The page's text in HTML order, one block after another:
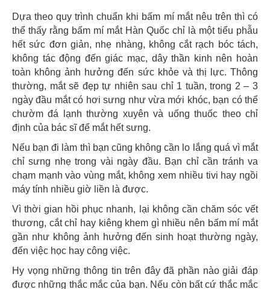
Dựa theo quy trình chuẩn khi bấm mí mắt nêu trên thì có
thể thấy rằng bấm mí mắt Hàn Quốc chỉ là một tiểu phẫu
hết sức đơn giản, nhẹ nhàng, không cắt rạch bóc tách,
không tác động đến giác mạc, dây thần kinh nên hoàn
toàn không ảnh hưởng đến sức khỏe và thị lực. Thông
thường, mắt sẽ đẹp tự nhiên sau chỉ 1 tuần, trong 2 – 3
ngày đầu mắt có hơi sưng như vừa mới khóc, bạn có thể
chườm đá lạnh thường xuyên và uống thuốc theo chỉ
định của bác sĩ để mắt hết sưng.
Nếu bạn đi làm thì bạn cũng không cần lo lắng quá vì mắt
chỉ sưng nhẹ trong vài ngày đầu. Bạn chỉ cần tránh va
chạm mạnh vào vùng mắt, không xem nhiều tivi hay ngồi
máy tính nhiều giờ liền là được.
Vì thời gian hồi phục nhanh, lại không cần chăm sóc vết
thương, cắt chỉ hay kiêng khem gì nhiều nên bấm mí mắt
gần như không ảnh hưởng đến sinh hoạt thường ngày,
đến việc học hay công việc.
Hy vọng những thông tin trên đây đã phần nào giải đáp
được những thắc mắc của bạn. Nếu còn bất cứ thắc mắc